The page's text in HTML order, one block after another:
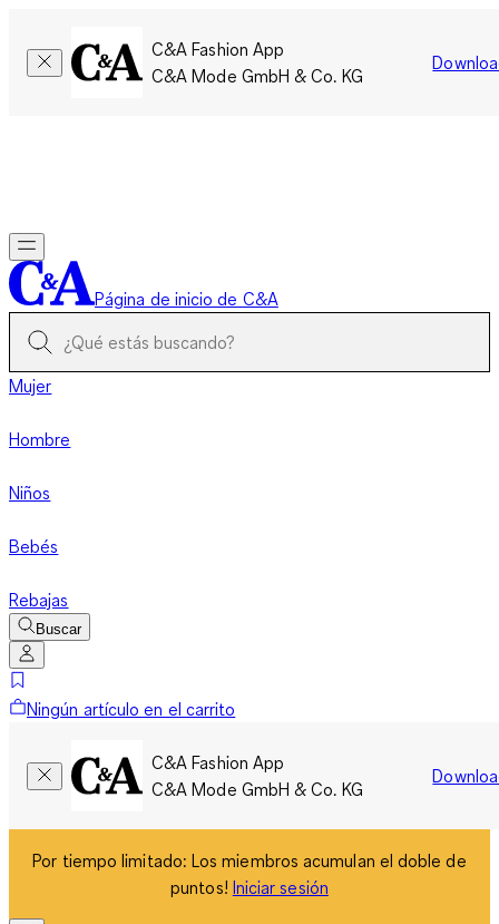
C&A Fashion App
C&A Mode GmbH & Co. KG
Página de inicio de C&A
Mujer
Hombre
Niños
Bebés
Rebajas
Buscar
Ningún artículo en el carrito
C&A Fashion App
C&A Mode GmbH & Co. KG
Por tiempo limitado: Los miembros acumulan el doble de
puntos! Iniciar sesión